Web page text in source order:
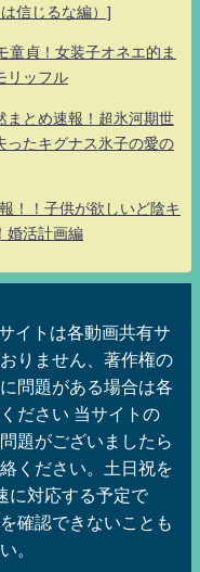
信じるな編）]
貞！女装子オネエ的ま
リッフル
まとめ速報！超氷河期世
ったキグナス氷子の愛の
！！子供が欲しいど陰キ
婚活計画編
イトは各動画共有サ
りません、著作権の
問題がある場合は各
ださい 当サイトの
題がございましたら
ください。土日祝を
に対応する予定で
確認できないことも
。